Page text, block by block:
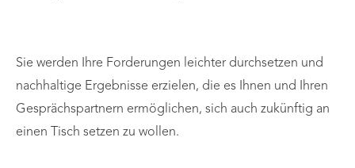
Sie werden Ihre Forderungen leichter durchsetzen und
nachhaltige Ergebnisse erzielen, die es Ihnen und Ihren
Gesprächspartnern ermöglichen, sich auch zukünftig an
einen Tisch setzen zu wollen.